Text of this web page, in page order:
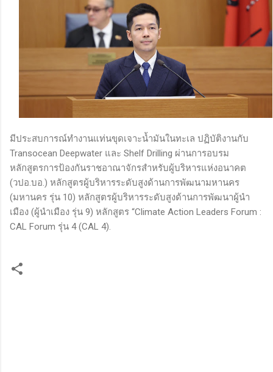
มีประสบการณ์ทำงานแท่นขุดเจาะน้ำมันในทะเล ปฏิบัติงานกับ
Transocean Deepwater และ Shelf Drilling ผ่านการอบรม
หลักสูตรการป้องกันราชอาณาจักรสำหรับผู้บริหารแห่งอนาคต
(วปอ.บอ.) หลักสูตรผู้บริหารระดับสูงด้านการพัฒนามหานคร
(มหานคร รุ่น 10) หลักสูตรผู้บริหารระดับสูงด้านการพัฒนาผู้นำ
เมือง (ผู้นำเมือง รุ่น 9) หลักสูตร “Climate Action Leaders Forum :
CAL Forum รุ่น 4 (CAL 4).